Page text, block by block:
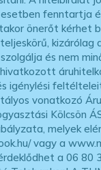
fenntartja
önerőt kérhet
kizárólag
és nem
igénylési
vonatkozó
Kölcsön
melyek
vagy a
a 06 80